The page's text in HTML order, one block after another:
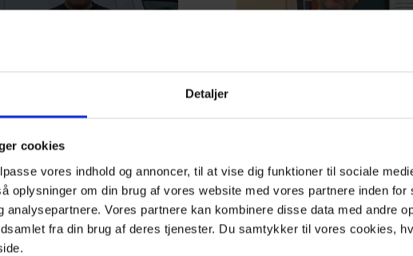
Detaljer
cookies
vores indhold og annoncer, til at vise dig funktioner til sociale
oplysninger om din brug af vores website med vores partnere inden for
analysepartnere. Vores partnere kan kombinere disse data med andre
fra din brug af deres tjenester. Du samtykker til vores cookies,
Daniel
Elektriker Elektriker